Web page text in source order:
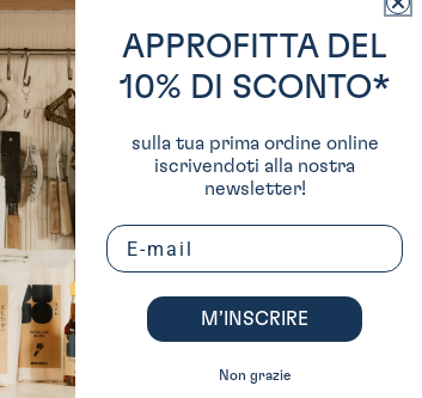
APPROFITTA DEL
10% DI SCONTO*
sulla tua prima ordine online
iscrivendoti alla nostra
newsletter!
Email
M’INSCRIRE
Non grazie